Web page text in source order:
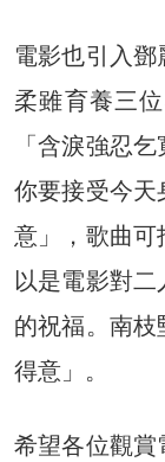
電影也引入
柔雖育養三
「含淚強忍
你要接受今天
意」，歌曲可
以是電影對二
的祝福。南
得意」。
希望各位觀賞